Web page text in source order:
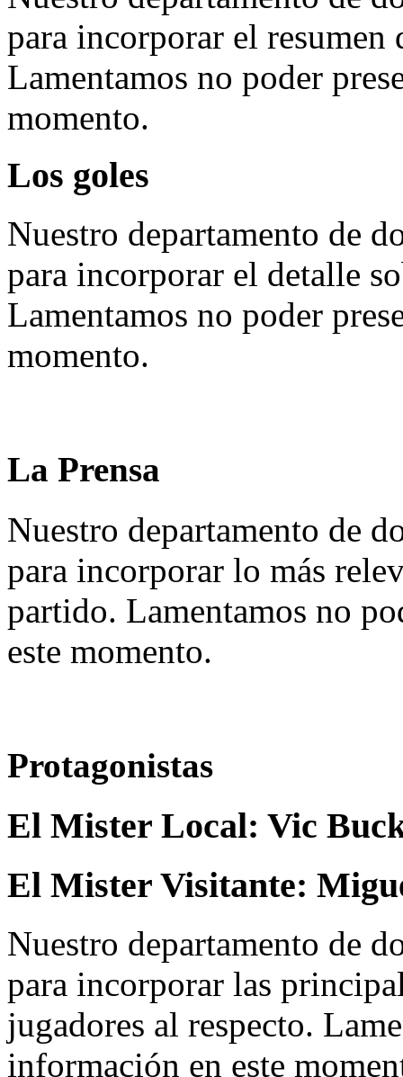
para incorporar el
Lamentamos no poder
momento.
Los goles
Nuestro departamento de
para incorporar el detalle
Lamentamos no poder
momento.
La Prensa
Nuestro departamento de
para incorporar lo más
partido. Lamentamos no
este momento.
Protagonistas
El Mister Local: Vic
El Mister Visitante:
Nuestro departamento de
para incorporar las
jugadores al respecto.
información en este